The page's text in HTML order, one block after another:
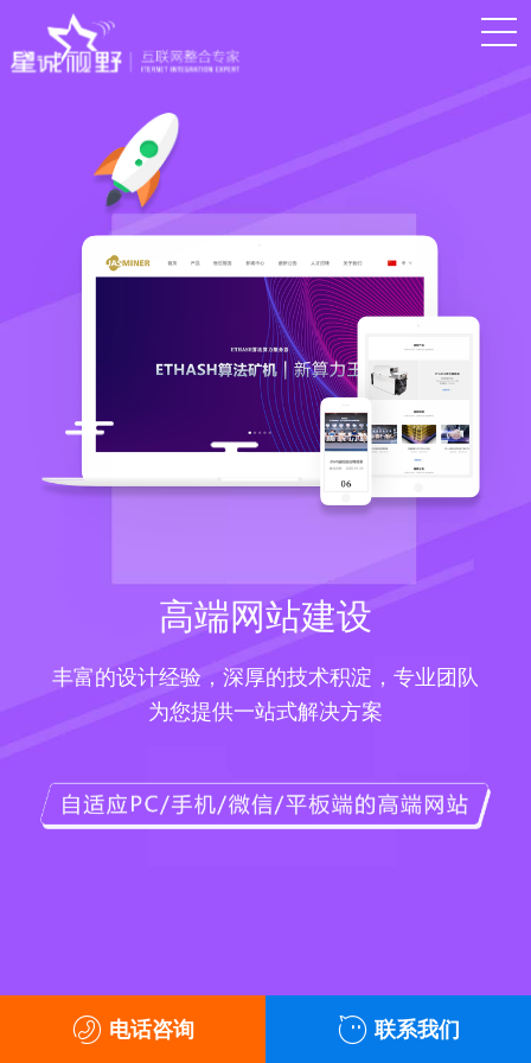
高端网站建设
丰富的设计经验，深厚的技术积淀，专业团队
为您提供一站式解决方案
电话咨询 联系我们